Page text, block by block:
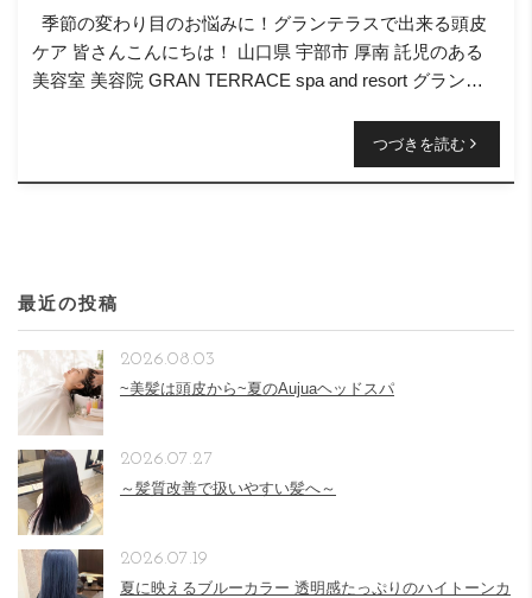
季節の変わり目のお悩みに！グランテラスで出来る頭皮
ケア 皆さんこんにちは！ 山口県 宇部市 厚南 託児のある
美容室 美容院 GRAN TERRACE spa and resort グランテ
つづきを読む
最近の投稿
~美髪は頭皮から~夏のAujuaヘッドスパ
2026.08.03
～髪質改善で扱いやすい髪へ～
2026.07.27
夏に映えるブルーカラー 透明感たっぷりのハイトーンカ
2026.07.19